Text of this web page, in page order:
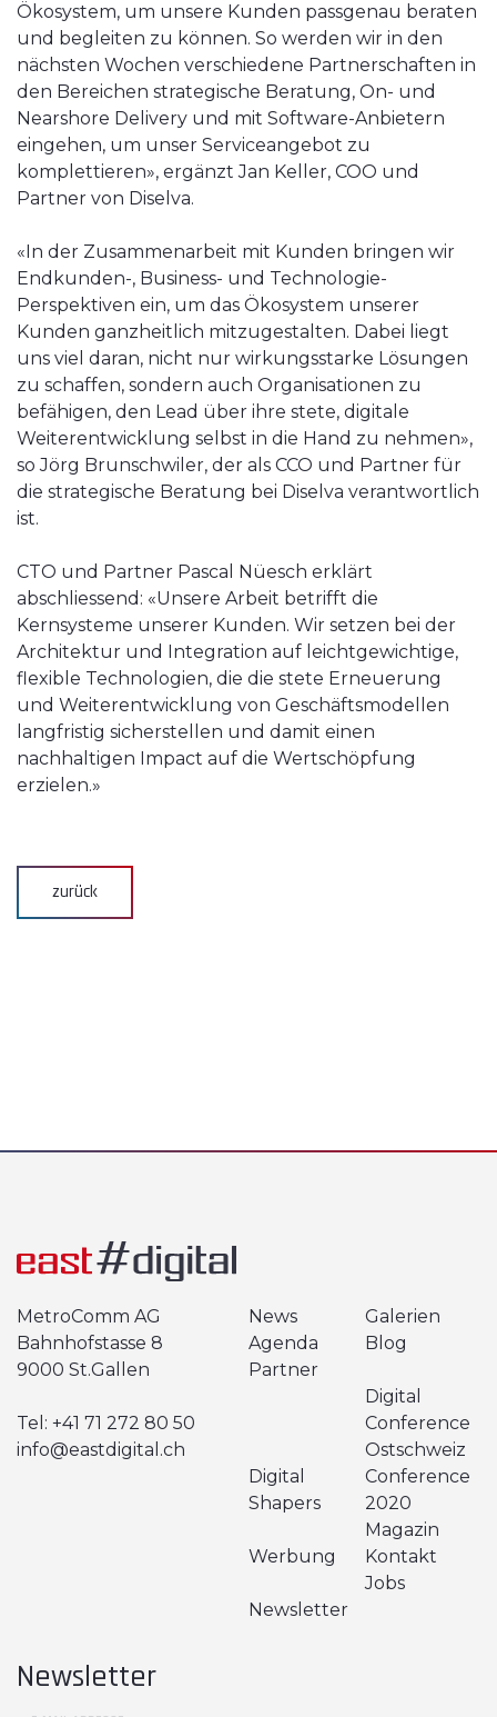
Ökosystem, um unsere Kunden passgenau beraten
und begleiten zu können. So werden wir in den
nächsten Wochen verschiedene Partnerschaften in
den Bereichen strategische Beratung, On- und
Nearshore Delivery und mit Software-Anbietern
eingehen, um unser Serviceangebot zu
komplettieren», ergänzt Jan Keller, COO und
Partner von Diselva.
«In der Zusammenarbeit mit Kunden bringen wir
Endkunden-, Business- und Technologie-
Perspektiven ein, um das Ökosystem unserer
Kunden ganzheitlich mitzugestalten. Dabei liegt
uns viel daran, nicht nur wirkungsstarke Lösungen
zu schaffen, sondern auch Organisationen zu
befähigen, den Lead über ihre stete, digitale
Weiterentwicklung selbst in die Hand zu nehmen»,
so Jörg Brunschwiler, der als CCO und Partner für
die strategische Beratung bei Diselva verantwortlich
ist.
CTO und Partner Pascal Nüesch erklärt
abschliessend: «Unsere Arbeit betrifft die
Kernsysteme unserer Kunden. Wir setzen bei der
Architektur und Integration auf leichtgewichtige,
flexible Technologien, die die stete Erneuerung
und Weiterentwicklung von Geschäftsmodellen
langfristig sicherstellen und damit einen
nachhaltigen Impact auf die Wertschöpfung
erzielen.»
zurück
MetroComm AG
Bahnhofstasse 8
9000 St.Gallen
Tel: +41 71 272 80 50
info@eastdigital.ch
News
Galerien
Agenda
Blog
Partner
Digital
Conference
Ostschweiz
Digital
Shapers
Conference
2020
Werbung
Magazin
Kontakt
Newsletter
Jobs
Newsletter